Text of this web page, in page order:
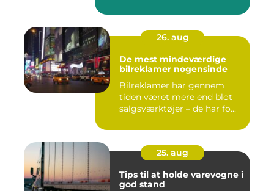
26. aug
De mest mindeværdige
bilreklamer nogensinde
Bilreklamer har gennem
tiden været mere end blot
salgsværktøjer – de har fo...
25. aug
Tips til at holde varevogne i
god stand